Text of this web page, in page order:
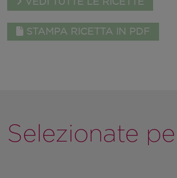
STAMPA RICETTA IN PDF
Selezionate